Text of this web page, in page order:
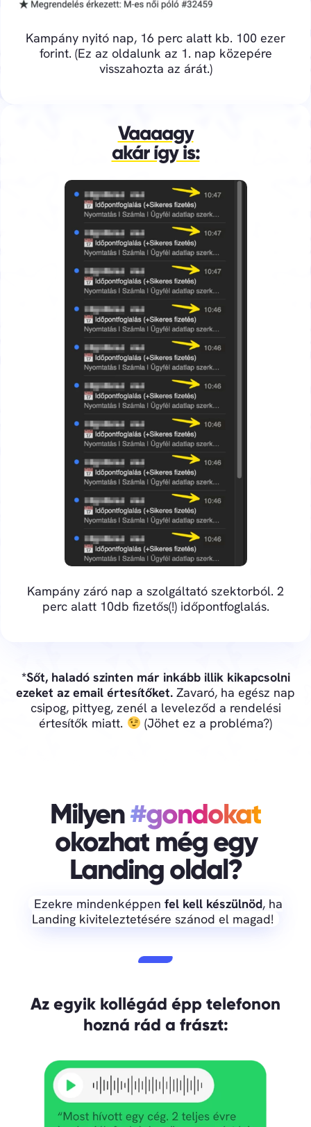
Kampány nyitó nap, 16 perc alatt kb. 100 ezer
forint. (Ez az oldalunk az 1. nap közepére
visszahozta az árát.)
Vaaaagy
akár így is:
Kampány záró nap a szolgáltató szektorból. 2
perc alatt 10db fizetős(!) időpontfoglalás.
*Sőt, haladó szinten már inkább illik kikapcsolni
ezeket az email értesítőket. Zavaró, ha egész nap
csipog, pittyeg, zenél a leveleződ a rendelési
értesítők miatt.
(Jöhet ez a probléma?)
Milyen#gondokat
okozhat még egy
Landing oldal?
Ezekre mindenképpen fel kell készülnöd, ha
Landing kiviteleztetésére szánod el magad!
Az egyik kollégád épp telefonon
hozná rád a frászt: